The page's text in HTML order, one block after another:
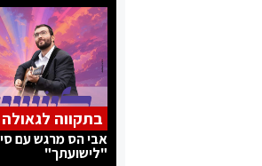
בתקווה
אבי הס מרגש עם
"לישועתך"